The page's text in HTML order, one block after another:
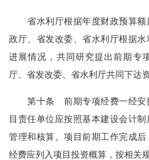
省水利厅根据年度财政预算额
政厅、省发改委、省水利厅根据
进展情况，共同研究提出前期专
厅、省发改委、省水利厅共同下达资
第十条
前期专项经费一经安
目责任单位应按照基本建设会计
管理和核算。项目前期工作完成
经费应列入项目投资概算，按相关